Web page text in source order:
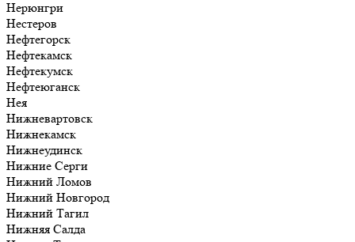
Нерюнгри
Нестеров
Нефтегорск
Нефтекамск
Нефтекумск
Нефтеюганск
Нея
Нижневартовск
Нижнекамск
Нижнеудинск
Нижние Серги
Нижний Ломов
Нижний Новгород
Нижний Тагил
Нижняя Салда